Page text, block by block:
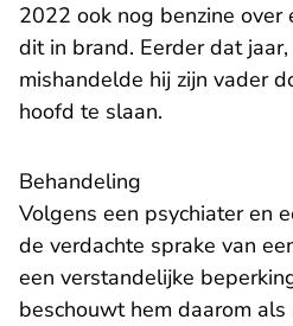
2022 ook nog benzine over
dit in brand. Eerder dat
mishandelde hij zijn vader
hoofd te slaan.
Behandeling
Volgens een psychiater en
de verdachte sprake van
een verstandelijke
beschouwt hem daarom